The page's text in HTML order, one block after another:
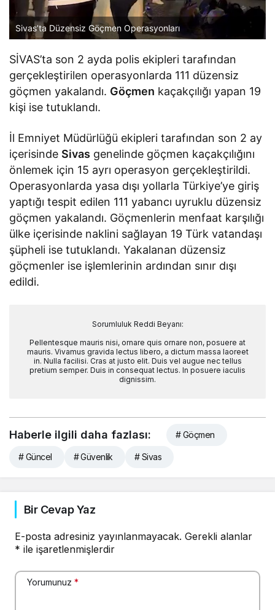
Sivas’ta Düzensiz Göçmen Operasyonları
SİVAS’ta son 2 ayda polis ekipleri tarafından
gerçekleştirilen operasyonlarda 111 düzensiz
göçmen yakalandı. Göçmen kaçakçılığı yapan 19
kişi ise tutuklandı.
İl Emniyet Müdürlüğü ekipleri tarafından son 2 ay
içerisinde Sivas genelinde göçmen kaçakçılığını
önlemek için 15 ayrı operasyon gerçekleştirildi.
Operasyonlarda yasa dışı yollarla Türkiye’ye giriş
yaptığı tespit edilen 111 yabancı uyruklu düzensiz
göçmen yakalandı. Göçmenlerin menfaat karşılığı
ülke içerisinde naklini sağlayan 19 Türk vatandaşı
şüpheli ise tutuklandı. Yakalanan düzensiz
göçmenler ise işlemlerinin ardından sınır dışı
edildi.
Sorumluluk Reddi Beyanı:
Pellentesque mauris nisi, ornare quis ornare non, posuere at
mauris. Vivamus gravida lectus libero, a dictum massa laoreet
in. Nulla facilisi. Cras at justo elit. Duis vel augue nec tellus
pretium semper. Duis in consequat lectus. In posuere iaculis
dignissim.
Haberle ilgili daha fazlası: # Göçmen
# Güncel # Güvenlik # Sivas
Bir Cevap Yaz
E-posta adresiniz yayınlanmayacak. Gerekli alanlar
* ile işaretlenmişlerdir
Yorumunuz *